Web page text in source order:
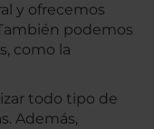
y ofrecemos
podemos
como la
todo tipo de
Además,